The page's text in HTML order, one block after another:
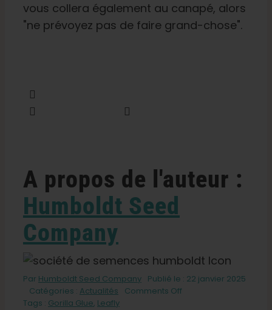
vous collera également au canapé, alors
"ne prévoyez pas de faire grand-chose".
A propos de l'auteur :
Humboldt Seed
Company
Par Humboldt Seed Company Publié le : 22 janvier 2025
Catégories : Actualités Comments Offon
Tags : Gorilla Glue, Leafly